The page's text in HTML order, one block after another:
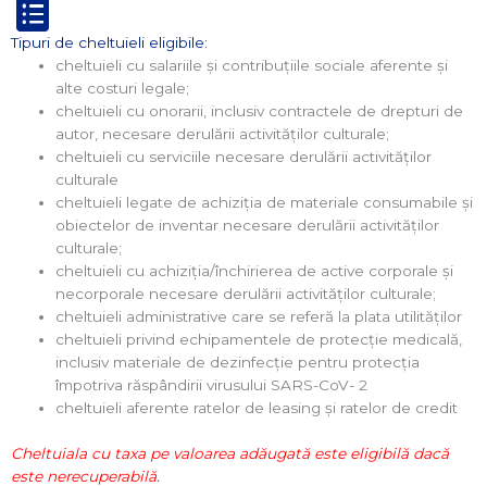
Tipuri de cheltuieli eligibile:
cheltuieli cu salariile și contribuțiile sociale aferente și
alte costuri legale;
cheltuieli cu onorarii, inclusiv contractele de drepturi de
autor, necesare derulării activităților culturale;
cheltuieli cu serviciile necesare derulării activităților
culturale
cheltuieli legate de achiziția de materiale consumabile și
obiectelor de inventar necesare derulării activităților
culturale;
cheltuieli cu achiziția/închirierea de active corporale și
necorporale necesare derulării activităților culturale;
cheltuieli administrative care se referă la plata utilităţilor
cheltuieli privind echipamentele de protecție medicală,
inclusiv materiale de dezinfecție pentru protecția
împotriva răspândirii virusului SARS-CoV- 2
cheltuieli aferente ratelor de leasing și ratelor de credit
Cheltuiala cu taxa pe valoarea adăugată este eligibilă dacă
este nerecuperabilă.